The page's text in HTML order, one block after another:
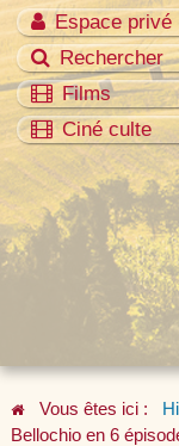
Espace privé
Rechercher
Films
Ciné culte
Vous êtes ici :
Bellochio en 6